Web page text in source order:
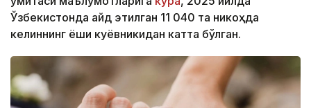
Ўзбекистонда қайд этилган 11 040 та никоҳда
келиннинг ёши куёвникидан катта бўлган.